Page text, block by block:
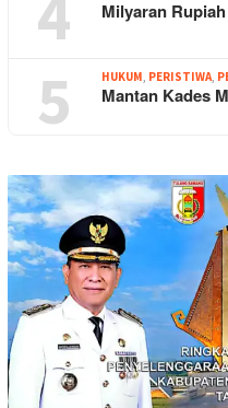
Milyaran
5 HUKUM, PERISTIWA,
Mantan Kades